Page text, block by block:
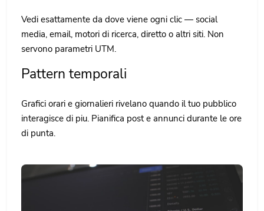
Vedi esattamente da dove viene ogni clic — social
media, email, motori di ricerca, diretto o altri siti. Non
servono parametri UTM.
Pattern temporali
Grafici orari e giornalieri rivelano quando il tuo pubblico
interagisce di piu. Pianifica post e annunci durante le ore
di punta.